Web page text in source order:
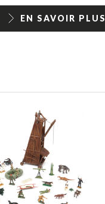
EN SAVOIR PLUS